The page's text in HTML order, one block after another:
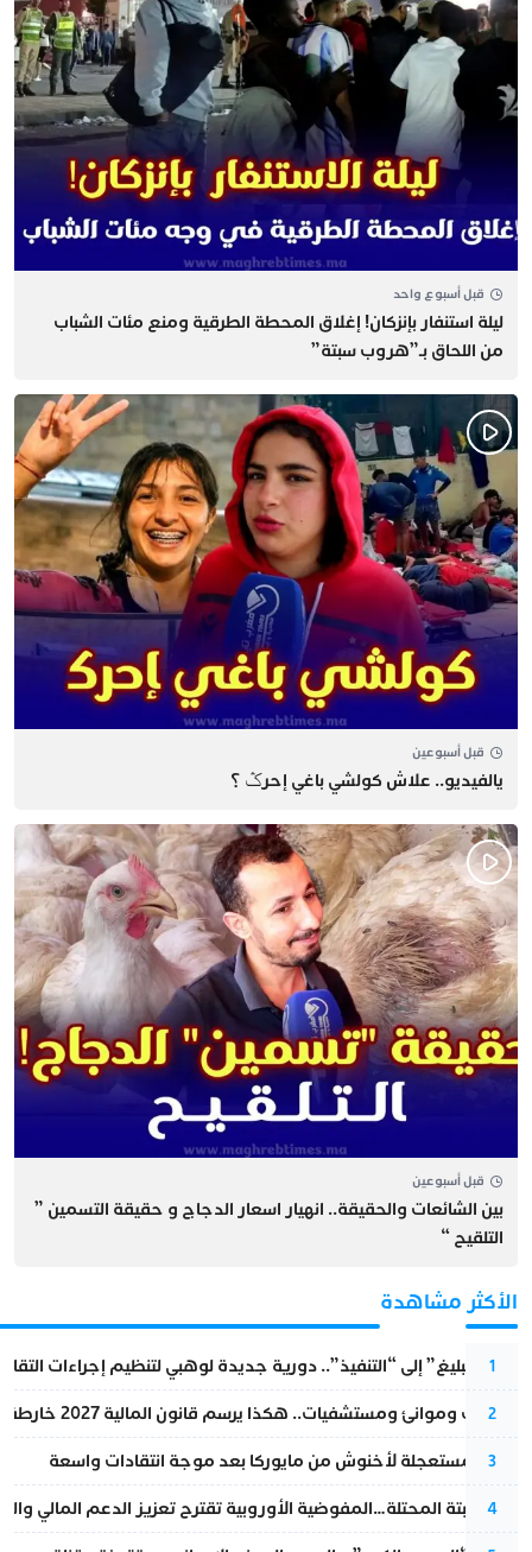
قبل أسبوع واحد
​ليلة استنفار بإنزكان! إغلاق المحطة الطرقية ومنع مئات الشباب
من اللحاق بـ”هروب سبتة”
قبل أسبوعين
يالفيديو.. علاش كولشي باغي إحرݣ ؟
قبل أسبوعين
بين الشائعات والحقيقة.. انهيار اسعار الدجاج و حقيقة التسمين ”
التلقيح “
الأكثر مشاهدة
1
من “التبليغ” إلى “التنفيذ”.. دورية جديدة لوهبي لتنظيم إجراءات
2
قطارات وموانئ ومستشفيات.. هكذا يرسم قانون المالية 2027 خارطة المغرب المقبل
3
عودة مستعجلة لأخنوش من مايوركا بعد موجة انتقادات واسعة
4
أزمة سبتة المحتلة…المفوضية الأوروبية تقترح تعزيز الدعم المالي